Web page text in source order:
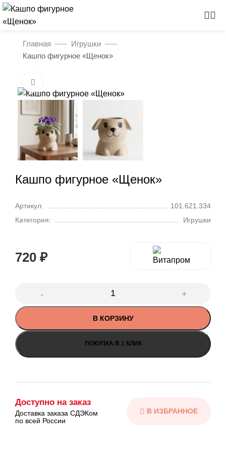
Главная
Игрушки
Кашпо фигурное «Щенок»
Кашпо фигурное «Щенок»
720 ₽
Доступно на заказ
В КОРЗИНУ
ПОКУПКА В 1 КЛИК
Доставка заказа СДЭКом
по всей России
Артикул:
101.621.334
Категория:
Игрушки